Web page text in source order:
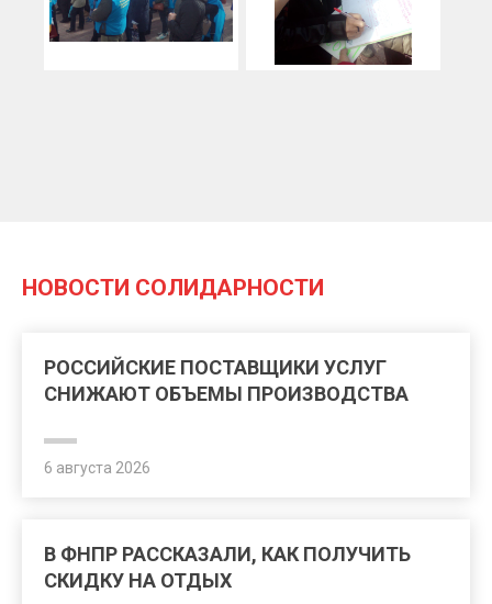
НОВОСТИ СОЛИДАРНОСТИ
РОССИЙСКИЕ ПОСТАВЩИКИ УСЛУГ
СНИЖАЮТ ОБЪЕМЫ ПРОИЗВОДСТВА
6 августа 2026
В ФНПР РАССКАЗАЛИ, КАК ПОЛУЧИТЬ
СКИДКУ НА ОТДЫХ